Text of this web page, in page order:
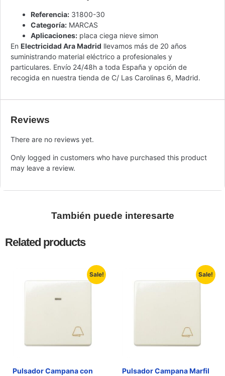
Referencia: 31800-30
Categoría: MARCAS
Aplicaciones: placa ciega nieve simon
En Electricidad Ara Madrid llevamos más de 20 años
suministrando material eléctrico a profesionales y
particulares. Envío 24/48h a toda España y opción de
recogida en nuestra tienda de C/ Las Carolinas 6, Madrid.
Reviews
There are no reviews yet.
Only logged in customers who have purchased this product
may leave a review.
También puede interesarte
Related products
Sale!
Pulsador Campana con
Sale!
Pulsador Campana Marfil